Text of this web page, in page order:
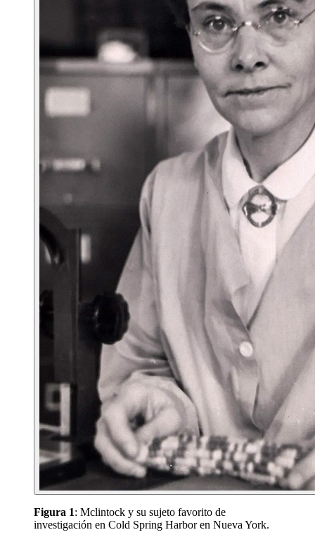
Figura 1: Mclintock y su sujeto favorito de
investigación en Cold Spring Harbor en Nueva York.